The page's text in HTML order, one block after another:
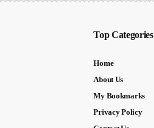
Top Categories
Home
About Us
My Bookmarks
Privacy Policy